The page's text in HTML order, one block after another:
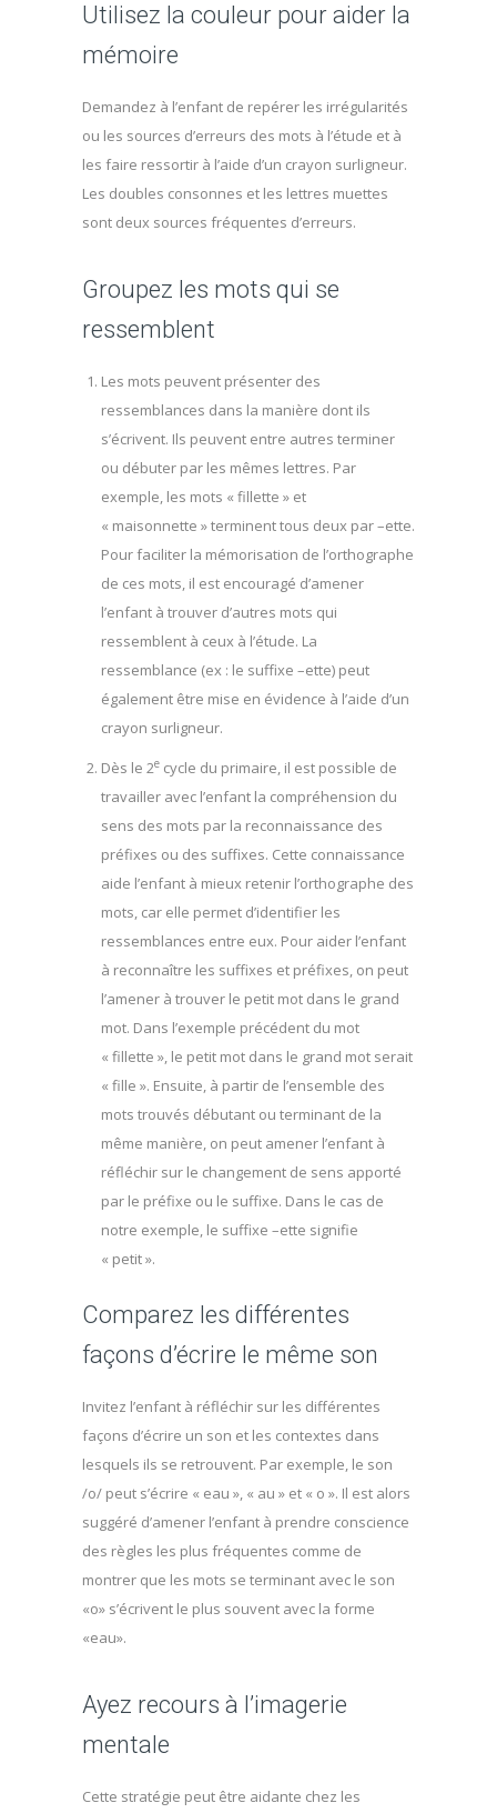
Utilisez la couleur pour aider la
mémoire
Demandez à l’enfant de repérer les irrégularités
ou les sources d’erreurs des mots à l’étude et à
les faire ressortir à l’aide d’un crayon surligneur.
Les doubles consonnes et les lettres muettes
sont deux sources fréquentes d’erreurs.
Groupez les mots qui se
ressemblent
Les mots peuvent présenter des
ressemblances dans la manière dont ils
s’écrivent. Ils peuvent entre autres terminer
ou débuter par les mêmes lettres. Par
exemple, les mots « fillette » et
« maisonnette » terminent tous deux par –ette.
Pour faciliter la mémorisation de l’orthographe
de ces mots, il est encouragé d’amener
l’enfant à trouver d’autres mots qui
ressemblent à ceux à l’étude. La
ressemblance (ex : le suffixe –ette) peut
également être mise en évidence à l’aide d’un
crayon surligneur.
Dès le 2ecycle du primaire, il est possible de
travailler avec l’enfant la compréhension du
sens des mots par la reconnaissance des
préfixes ou des suffixes. Cette connaissance
aide l’enfant à mieux retenir l’orthographe des
mots, car elle permet d’identifier les
ressemblances entre eux. Pour aider l’enfant
à reconnaître les suffixes et préfixes, on peut
l’amener à trouver le petit mot dans le grand
mot. Dans l’exemple précédent du mot
« fillette », le petit mot dans le grand mot serait
« fille ». Ensuite, à partir de l’ensemble des
mots trouvés débutant ou terminant de la
même manière, on peut amener l’enfant à
réfléchir sur le changement de sens apporté
par le préfixe ou le suffixe. Dans le cas de
notre exemple, le suffixe –ette signifie
« petit ».
Comparez les différentes
façons d’écrire le même son
Invitez l’enfant à réfléchir sur les différentes
façons d’écrire un son et les contextes dans
lesquels ils se retrouvent. Par exemple, le son
/o/ peut s’écrire « eau », « au » et « o ». Il est alors
suggéré d’amener l’enfant à prendre conscience
des règles les plus fréquentes comme de
montrer que les mots se terminant avec le son
«o» s’écrivent le plus souvent avec la forme
«eau».
Ayez recours à l’imagerie
mentale
Cette stratégie peut être aidante chez les